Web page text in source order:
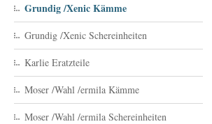
Grundig /Xenic Kämme
Grundig /Xenic Schereinheiten
Karlie Eratzteile
Moser /Wahl /ermila Kämme
Moser /Wahl /ermila Schereinheiten